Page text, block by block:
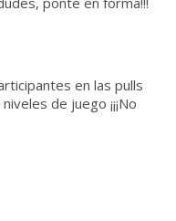
en las pulls
de juego ¡¡¡No